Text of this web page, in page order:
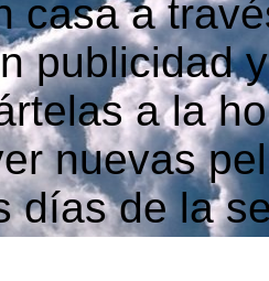
casa a
publicidad
a la
nuevas
días de la